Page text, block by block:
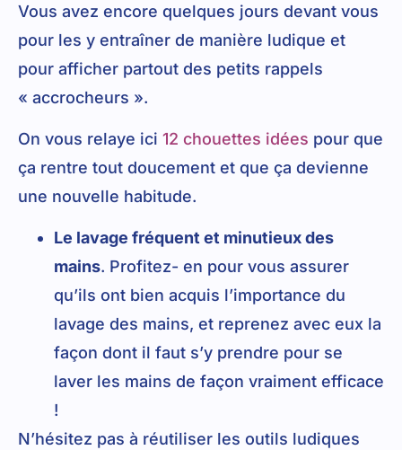
Vous avez encore quelques jours devant vous
pour les y entraîner de manière ludique et
pour afficher partout des petits rappels
« accrocheurs ».
On vous relaye ici 12 chouettes idées pour que
ça rentre tout doucement et que ça devienne
une nouvelle habitude.
Le lavage fréquent et minutieux des
mains. Profitez- en pour vous assurer
qu’ils ont bien acquis l’importance du
lavage des mains, et reprenez avec eux la
façon dont il faut s’y prendre pour se
laver les mains de façon vraiment efficace
!
N’hésitez pas à réutiliser les outils ludiques